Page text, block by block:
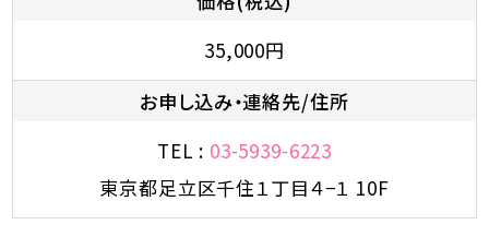
35,000円
お申し込み・連絡先/住所
TEL : 03-5939-6223
東京都足立区千住１丁目４−１ 10F